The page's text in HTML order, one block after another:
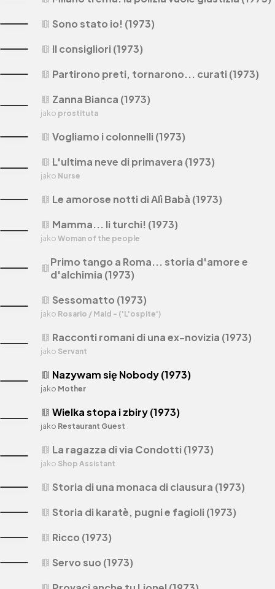
theaters Sono stato io! (1973)
theaters Il consigliori (1973)
theaters Partirono preti, tornarono... curati (1973)
theaters Zanna Bianca (1973)
jako prostituta
theaters Vogliamo i colonnelli (1973)
theaters L'ultima neve di primavera (1973)
jako Nurse
theaters Le amorose notti di Alì Babà (1973)
theaters Mamma... li turchi! (1973)
jako Woman of the people
theatersPrimo tango a Roma... storia d'amore e
d'alchimia (1973)
theaters Sessomatto (1973)
jako Rosario / Maid - ('L'ospite')
theaters Racconti romani di una ex-novizia (1973)
jako Servant
theaters Nazywam się Nobody (1973)
jako Mother
theaters Wielka stopa i zbiry (1973)
jako Restaurant Guest
theaters La ragazza di via Condotti (1973)
jako Shop Assistant
theaters Storia di una monaca di clausura (1973)
theaters Storia di karatè, pugni e fagioli (1973)
theaters Ricco (1973)
theaters Servo suo (1973)